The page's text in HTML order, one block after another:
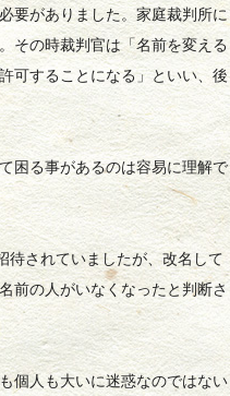
要がありました。家庭裁判所に
その時裁判官は「名前を変える
可することになる」といい、後
困る事があるのは容易に理解で
されていましたが、改名して
前の人がいなくなったと判断さ
個人も大いに迷惑なのではない